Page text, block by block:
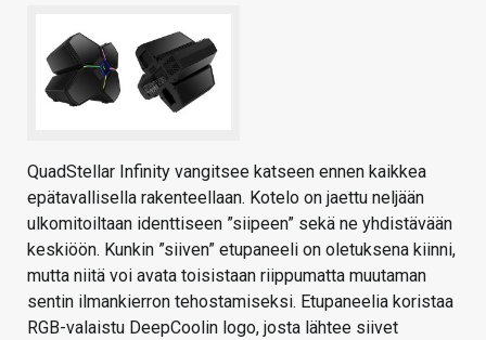
QuadStellar Infinity vangitsee katseen ennen kaikkea
epätavallisella rakenteellaan. Kotelo on jaettu neljään
ulkomitoiltaan identtiseen ”siipeen” sekä ne yhdistävään
keskiöön. Kunkin ”siiven” etupaneeli on oletuksena kiinni,
mutta niitä voi avata toisistaan riippumatta muutaman
sentin ilmankierron tehostamiseksi. Etupaneelia koristaa
RGB-valaistu DeepCoolin logo, josta lähtee siivet